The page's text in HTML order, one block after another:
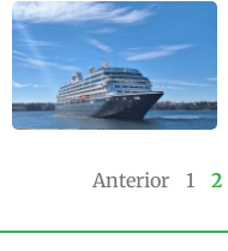
Anterior 1 2